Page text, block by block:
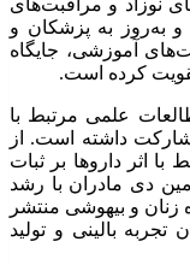
نوزاد و مراقبت‌های
و به‌روز به پزشکان و
آموزشی، جایگاه
کرده است.
علمی مرتبط با
داشته است. از
اثر داروها بر ثبات
دی مادران با رشد
و بیهوشی منتشر
تجربه بالینی و تولید